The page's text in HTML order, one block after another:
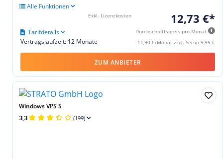
Alle Funktionen
12,73 €*
Durchschnittspreis pro Monat
11,90 €/Monat zzgl. Setup 9,95 €
Vertragslaufzeit: 12 Monate
Tarifdetails
Exkl. Lizenzkosten
ZUM ANBIETER
Windows VPS S
3,3 (199)